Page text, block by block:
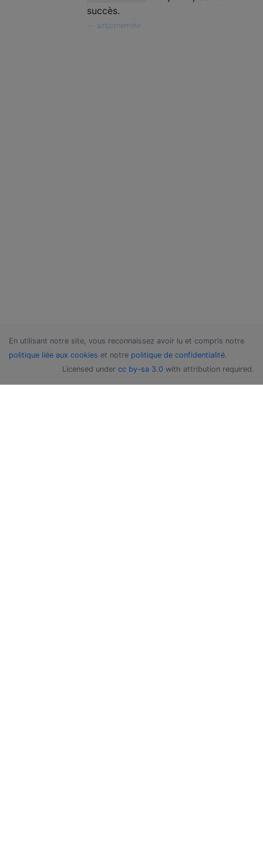
succès.
airbornemihir
En utilisant notre site, vous reconnaissez avoir lu et compris notre
politique liée aux cookies et notre politique de confidentialité.
Licensed under cc by-sa 3.0 with attribution required.